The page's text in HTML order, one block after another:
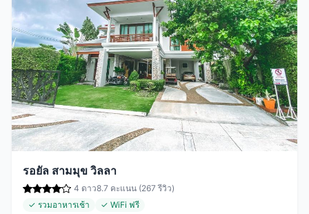
รอยัล สามมุข วิลลา
4 ดาว8.7 คะแนน (267 รีวิว)
✓ รวมอาหารเช้า
✓ WiFi ฟรี